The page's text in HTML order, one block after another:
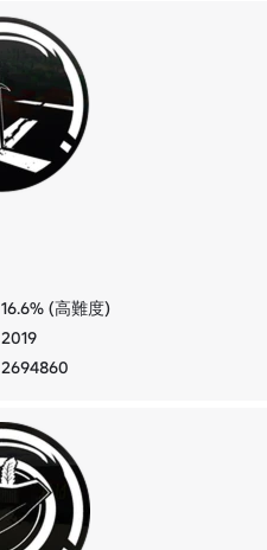
16.6% (高難度)
2019
2694860